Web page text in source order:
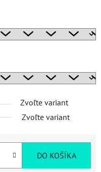
Zvoľte variant
Zvoľte variant
DO KOŠÍKA